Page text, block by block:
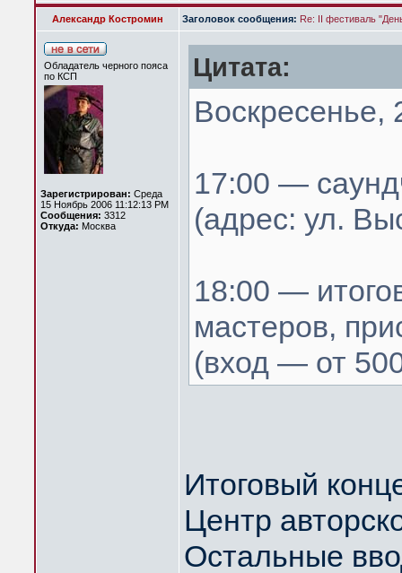
Александр Костромин Заголовок сообщения: Re: II фестиваль
Обладатель черного пояса
по КСП
Зарегистрирован: Среда
15 Ноябрь 2006 11:12:13 PM
Сообщения: 3312
Откуда: Москва
Цитата:
Воскресенье,
17:00 —
(адрес: ул.
18:00 —
мастеров,
(вход — от
Итоговый
Центр
Остальные